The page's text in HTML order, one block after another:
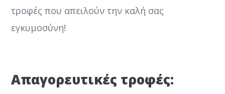
τροφές που απειλούν την καλή σας
εγκυμοσύνη!
Απαγορευτικές τροφές: